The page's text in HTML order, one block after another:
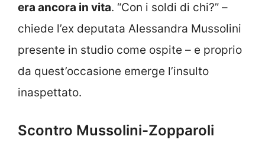
era ancora in vita. “Con i soldi di chi?” –
chiede l’ex deputata Alessandra Mussolini
presente in studio come ospite – e proprio
da quest’occasione emerge l’insulto
inaspettato.
Scontro Mussolini-Zopparoli